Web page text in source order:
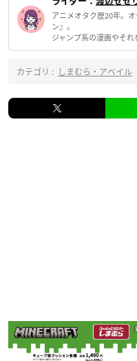
アニメオタク歴20年。
ン』。
ジャンプ系の漫画やそれ
カテゴリ : しまむら・アベイル